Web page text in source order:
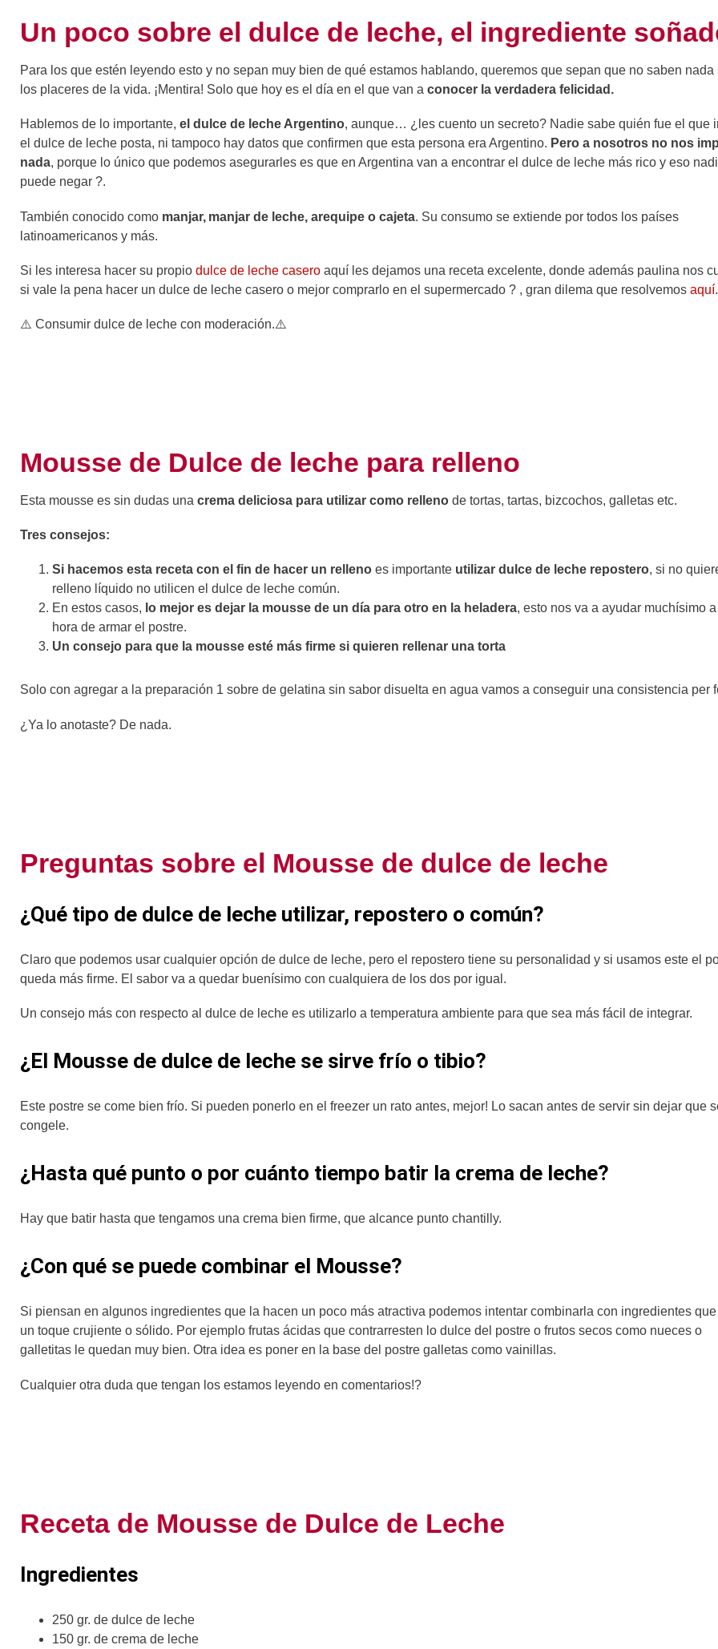
Un poco sobre el dulce de leche, el ingrediente
Para los que estén leyendo esto y no sepan muy bien de qué estamos hablando, queremos que sepan que no saben nada
los placeres de la vida. ¡Mentira! Solo que hoy es el día en el que van a conocer la verdadera felicidad.
Hablemos de lo importante, el dulce de leche Argentino, aunque… ¿les cuento un secreto? Nadie sabe quién fue el que
el dulce de leche posta, ni tampoco hay datos que confirmen que esta persona era Argentino. Pero a nosotros no nos
nada, porque lo único que podemos asegurarles es que en Argentina van a encontrar el dulce de leche más rico y eso
puede negar ?.
También conocido como manjar, manjar de leche, arequipe o cajeta. Su consumo se extiende por todos los países
latinoamericanos y más.
Si les interesa hacer su propio dulce de leche casero aquí les dejamos una receta excelente, donde además paulina nos
si vale la pena hacer un dulce de leche casero o mejor comprarlo en el supermercado ? , gran dilema que resolvemos aquí.
⚠️ Consumir dulce de leche con moderación.⚠️
Mousse de Dulce de leche para relleno
Esta mousse es sin dudas una crema deliciosa para utilizar como relleno de tortas, tartas, bizcochos, galletas etc.
Tres consejos:
Si hacemos esta receta con el fin de hacer un relleno es importante utilizar dulce de leche repostero, si no
relleno líquido no utilicen el dulce de leche común.
En estos casos, lo mejor es dejar la mousse de un día para otro en la heladera, esto nos va a ayudar muchísimo
hora de armar el postre.
Un consejo para que la mousse esté más firme si quieren rellenar una torta
Solo con agregar a la preparación 1 sobre de gelatina sin sabor disuelta en agua vamos a conseguir una consistencia per
¿Ya lo anotaste? De nada.
Preguntas sobre el Mousse de dulce de leche
¿Qué tipo de dulce de leche utilizar, repostero o común?
Claro que podemos usar cualquier opción de dulce de leche, pero el repostero tiene su personalidad y si usamos este el
queda más firme. El sabor va a quedar buenísimo con cualquiera de los dos por igual.
Un consejo más con respecto al dulce de leche es utilizarlo a temperatura ambiente para que sea más fácil de integrar.
¿El Mousse de dulce de leche se sirve frío o tibio?
Este postre se come bien frío. Si pueden ponerlo en el freezer un rato antes, mejor! Lo sacan antes de servir sin dejar que
congele.
¿Hasta qué punto o por cuánto tiempo batir la crema de leche?
Hay que batir hasta que tengamos una crema bien firme, que alcance punto chantilly.
¿Con qué se puede combinar el Mousse?
Si piensan en algunos ingredientes que la hacen un poco más atractiva podemos intentar combinarla con ingredientes
un toque crujiente o sólido. Por ejemplo frutas ácidas que contrarresten lo dulce del postre o frutos secos como nueces o
galletitas le quedan muy bien. Otra idea es poner en la base del postre galletas como vainillas.
Cualquier otra duda que tengan los estamos leyendo en comentarios!?
Receta de Mousse de Dulce de Leche
Ingredientes
250 gr. de dulce de leche
150 gr. de crema de leche